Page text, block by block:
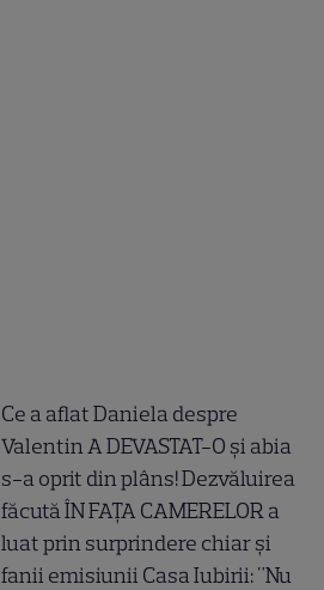
Ce a aflat Daniela despre
Valentin A DEVASTAT-O și abia
s-a oprit din plâns! Dezvăluirea
făcută ÎN FAȚA CAMERELOR a
luat prin surprindere chiar și
fanii emisiunii Casa Iubirii: "Nu